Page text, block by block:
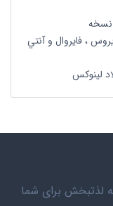
نسخه
، فايروال و آنتي
لینوکس
لذتبخش برای شما